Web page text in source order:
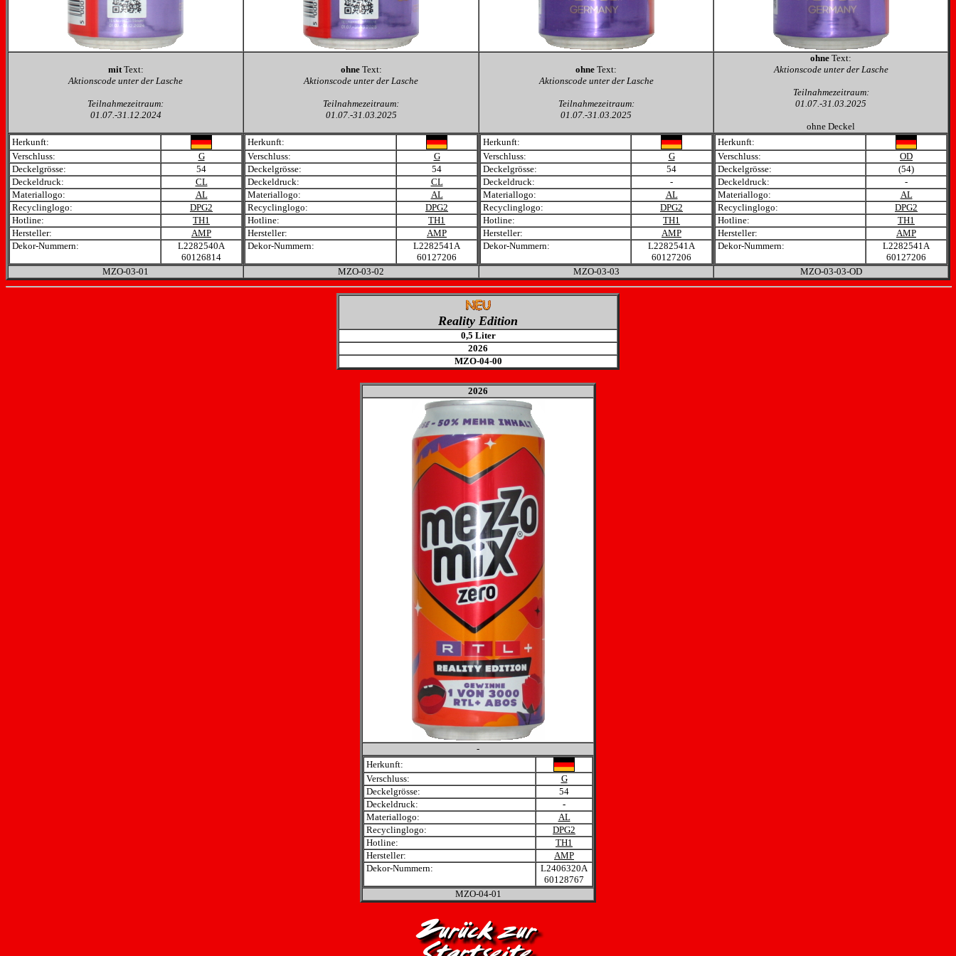
mitText:
Aktionscode unter der Lasche
Teilnahmezeitraum:
01.07.-31.12.2024
ohneText:
Aktionscode unter der Lasche
Teilnahmezeitraum:
01.07.-31.03.2025
ohne Text:
Aktionscode unter der Lasche
Teilnahmezeitraum:
01.07.-31.03.2025
ohne Text:
Aktionscode unter der Lasche
Teilnahmezeitraum:
01.07.-31.03.2025
ohne Deckel
Herkunft:
Verschluss:
G
Deckelgrösse:
54
Deckeldruck:
CL
Materiallogo:
AL
Recyclinglogo:
DPG2
Hotline:
TH1
Hersteller:
AMP
Dekor-Nummern:
L2282540A
60126814
Herkunft:
Verschluss:
G
Deckelgrösse:
54
Deckeldruck:
CL
Materiallogo:
AL
Recyclinglogo:
DPG2
Hotline:
TH1
Hersteller:
AMP
Dekor-Nummern:
L2282541A
60127206
Herkunft:
Verschluss:
G
Deckelgrösse:
54
Deckeldruck:
-
Materiallogo:
AL
Recyclinglogo:
DPG2
Hotline:
TH1
Hersteller:
AMP
Dekor-Nummern:
L2282541A
60127206
Herkunft:
Verschluss:
OD
Deckelgrösse:
(54)
Deckeldruck:
-
Materiallogo:
AL
Recyclinglogo:
DPG2
Hotline:
TH1
Hersteller:
AMP
Dekor-Nummern:
L2282541A
60127206
MZO-03-01
MZO-03-02 MZO-03-03 MZO-03-03-OD
Reality Edition
0,5 Liter
2026
MZO-04-00
2026
-
Herkunft:
Verschluss:
G
Deckelgrösse:
54
Deckeldruck:
-
Materiallogo:
AL
Recyclinglogo:
DPG2
Hotline:
TH1
Hersteller:
AMP
Dekor-Nummern:
L2406320A
60128767
MZO-04-01